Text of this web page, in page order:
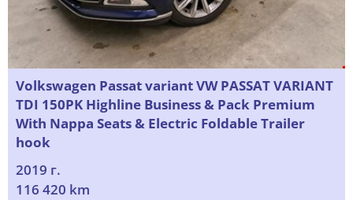
Volkswagen Passat variant VW PASSAT VARIANT
TDI 150PK Highline Business & Pack Premium
With Nappa Seats & Electric Foldable Trailer
hook
2019 г.
116 420 km